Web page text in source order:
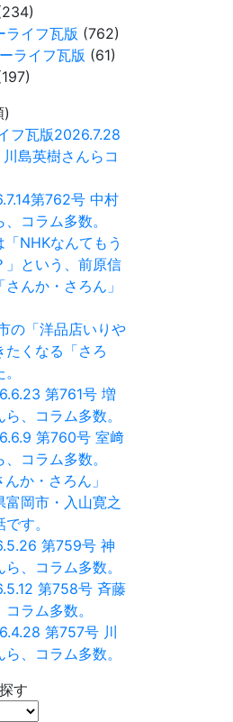
ライフ瓦版 (762)
ライフ瓦版 (61)
)
フ瓦版2026.7.28
島英樹さんらコ
第762号 中村
コラム多数。
「NHKなんてもう
」という、前原信
んか・さろん」
の「洋品店いりや
たくなる「さろ
第761号 増
、コラム多数。
第760号 室﨑
コラム多数。
か・さろん」
富岡市・入山寛之
す。
第759号 神
、コラム多数。
第758号 斉藤
ラム多数。
第757号 川
、コラム多数。
す